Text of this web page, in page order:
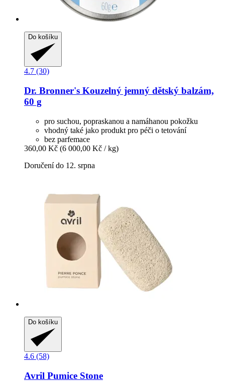
Do košíku
4.7 (30)
Dr. Bronner's Kouzelný jemný dětský balzám,
60 g
pro suchou, popraskanou a namáhanou pokožku
vhodný také jako produkt pro péči o tetování
bez parfemace
360,00 Kč (6 000,00 Kč / kg)
Doručení do 12. srpna
Do košíku
4.6 (58)
Avril Pumice Stone